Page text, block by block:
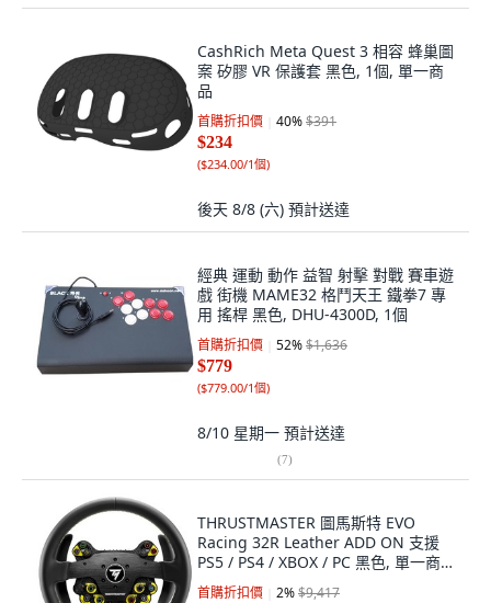
CashRich Meta Quest 3 相容 蜂巢圖
案 矽膠 VR 保護套 黑色, 1個, 單一商
品
首購折扣價 40%$391
$234
($234.00/1個)
後天 8/8 (六) 預計送達
經典 運動 動作 益智 射擊 對戰 賽車遊
戲 街機 MAME32 格鬥天王 鐵拳7 專
用 搖桿 黑色, DHU-4300D, 1個
首購折扣價 52%$1,636
$779
($779.00/1個)
8/10 星期一 預計送達
(7)
THRUSTMASTER 圖馬斯特 EVO
Racing 32R Leather ADD ON 支援
PS5 / PS4 / XBOX / PC 黑色, 單一商
品, 1個
首購折扣價 2%$9,417